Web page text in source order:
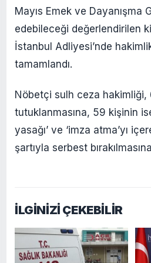
Mayıs Emek ve Dayanışma
edebileceği değerlendirilen
İstanbul Adliyesi’nde
tamamlandı.
Nöbetçi sulh ceza hakimliği,
tutuklanmasına, 59 kişinin ise
yasağı’ ve ‘imza atma’yı
şartıyla serbest
İLGİNİZİ ÇEKEBİLİR